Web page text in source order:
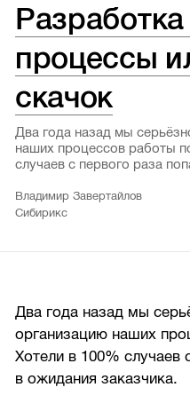
процессы
скачок
Два года назад мы
наших процессов работы
случаев с первого раза
Владимир Завертайлов
Сибирикс
Два года назад мы
организацию наших
Хотели в 100% случаев
в ожидания заказчика.